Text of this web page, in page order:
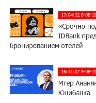
17:04:32 8-08-
«Срочно
IDBank
бронированием отелей
16:41:02 8-08-
Мгер
Юнибанка